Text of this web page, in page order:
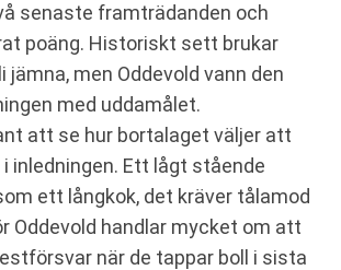
senaste framträdanden och
poäng. Historiskt sett brukar
jämna, men Oddevold vann den
med uddamålet.
att se hur bortalaget väljer att
inledningen. Ett lågt stående
ett långkok, det kräver tålamod
Oddevold handlar mycket om att
när de tappar boll i sista